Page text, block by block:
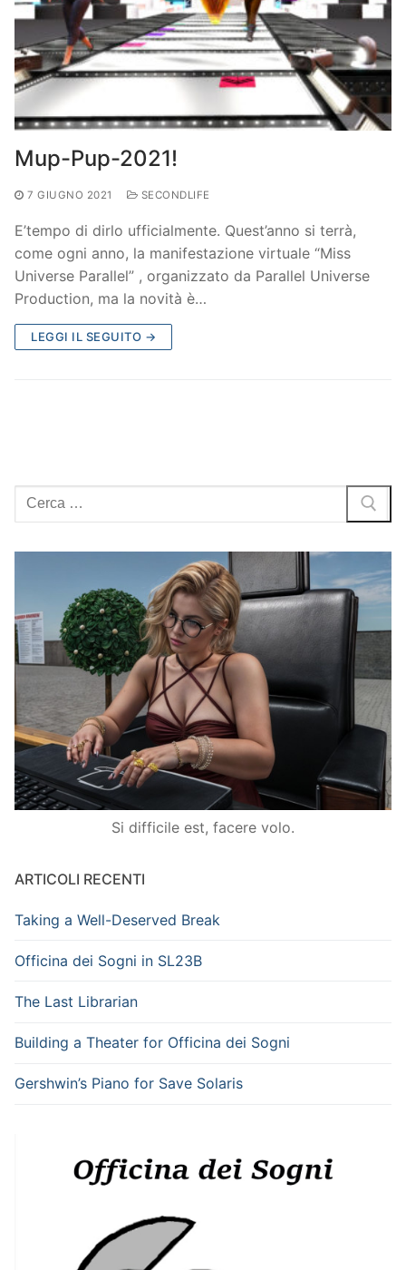
Mup-Pup-2021!
7 GIUGNO 2021 SECONDLIFE
E’tempo di dirlo ufficialmente. Quest’anno si terrà,
come ogni anno, la manifestazione virtuale “Miss
Universe Parallel” , organizzato da Parallel Universe
Production, ma la novità è…
LEGGI IL SEGUITO →
Cerca:
Si difficile est, facere volo.
ARTICOLI RECENTI
Taking a Well-Deserved Break
Officina dei Sogni in SL23B
The Last Librarian
Building a Theater for Officina dei Sogni
Gershwin’s Piano for Save Solaris